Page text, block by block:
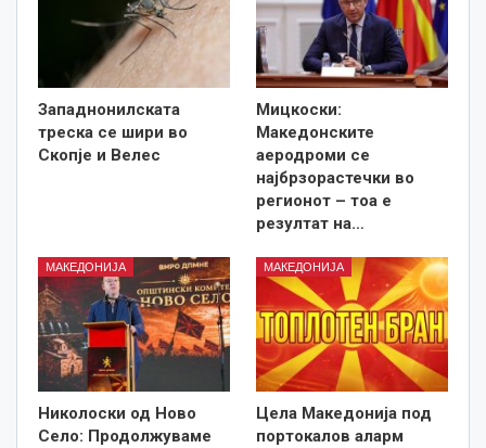
Западнонилската
треска се шири во
Скопје и Велес
Мицкоски:
Македонските
аеродроми се
најбрзорастечки во
регионот – тоа е
резултат на…
МАКЕДОНИЈА
Николоски од Ново
Село: Продолжуваме
МАКЕДОНИЈА
Цела Македонија под
портокалов аларм